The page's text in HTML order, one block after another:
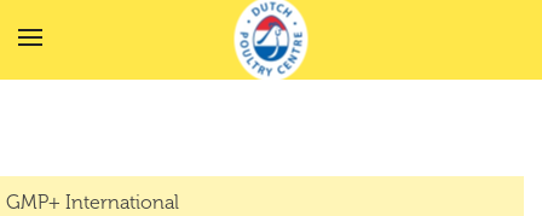
Terug naar hoofdinhoud
GMP+ International